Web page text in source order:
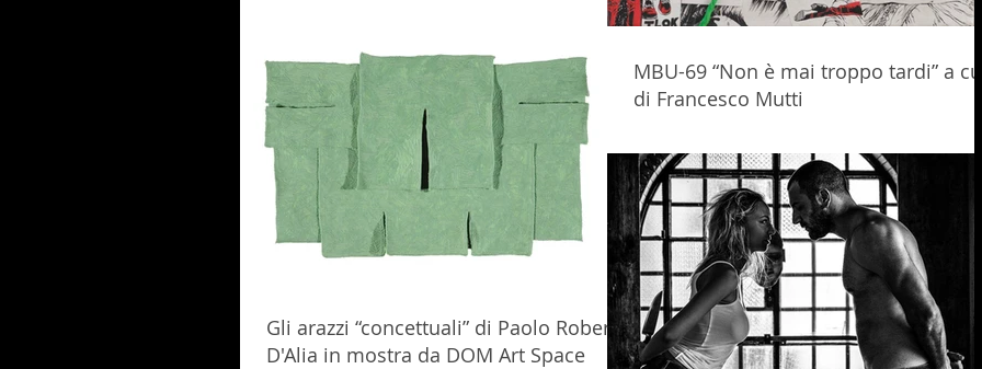
MBU-69 “Non è mai troppo tardi” a
di Francesco Mutti
Gli arazzi “concettuali” di Paolo Roberto
D'Alia in mostra da DOM Art Space